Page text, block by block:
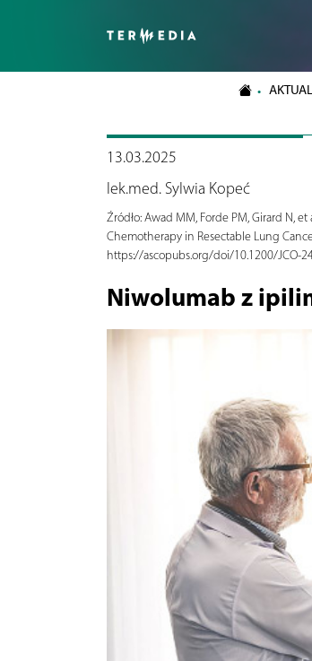
13.03.2025
lek.med. Sylwia Kopeć
Źródło:Awad MM, Forde PM, Girard N,
Chemotherapy in Resectable Lung
https://ascopubs.org/doi/10.1200/JCO-
Niwolumab z